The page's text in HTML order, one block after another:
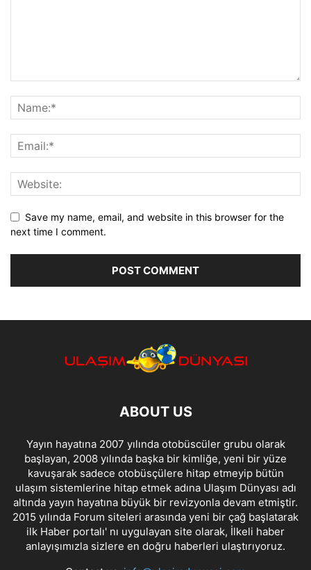
Save my name, email, and website in this browser for the
next time I comment.
ABOUT US
Yayın hayatına 2007 yılında otobüscüler grubu olarak
başlayan, 2008 yılında başka bir kimliğe, yeni bir yüze
kavuşarak sadece otobüsçülere hitap etmeyip bütün
ulaşım sistemlerine hitap etmek adına Ulaşım Dünyası adı
altında yayın hayatına büyük bir revizyonla devam etmiştir.
2015 yılında Forum siteleri arasında yeni bir çağ başlatarak
ilk Haber portalı' nı uygulayan site olarak, İlkeli haber
anlayışımızla sizlere en doğru haberleri ulaştırıyoruz.